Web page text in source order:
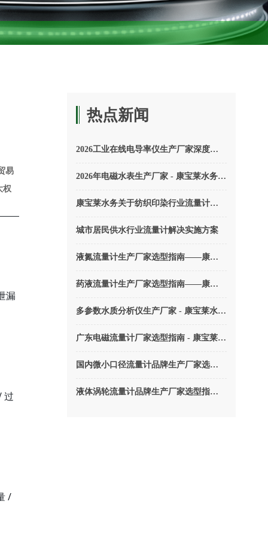
易
权
漏
过
/
热点新闻
2026工业在线电导率仪生产厂家深度解析：康宝莱智慧水务如何定义国产替代新标杆
2026年电磁水表生产厂家 - 康宝莱水务M6500系列应用场景
康宝莱水务关于纺织印染行业流量计量的实施方案
城市居民供水行业流量计解决实施方案
液氮流量计生产厂家选型指南——康宝莱水务专注高精尖产业（2026版）
药液流量计生产厂家选型指南——康宝莱水务卫生型MC6300C型医用电磁流量计（2026版）
多参数水质分析仪生产厂家 - 康宝莱水务助力环境监测、工业污水排放计量
广东电磁流量计厂家选型指南 - 康宝莱水务如何精确测量？
国内微小口径流量计品牌生产厂家选型指南 - 康宝莱水务M6300系列微小口径流量计
液体涡轮流量计品牌生产厂家选型指南——康宝莱水务精密测量的秘密